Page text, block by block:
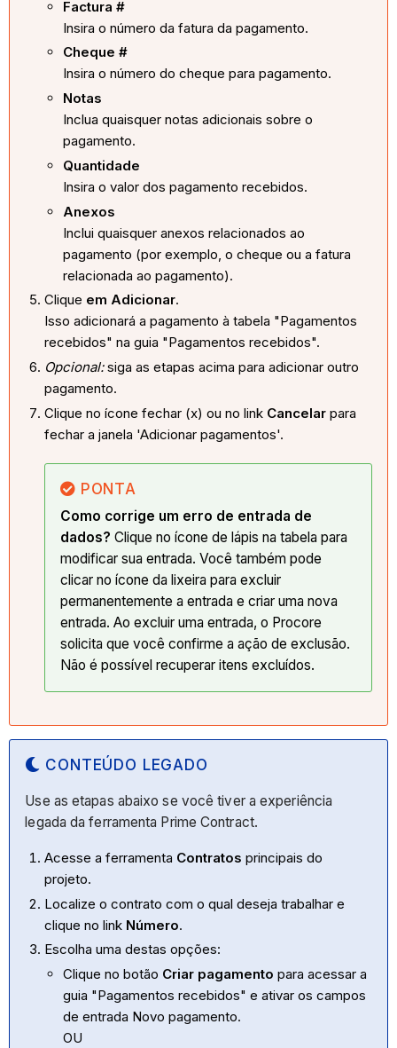
Factura #
Insira o número da fatura da pagamento.
Cheque #
Insira o número do cheque para pagamento.
Notas
Inclua quaisquer notas adicionais sobre o
pagamento.
Quantidade
Insira o valor dos pagamento recebidos.
Anexos
Inclui quaisquer anexos relacionados ao
pagamento (por exemplo, o cheque ou a fatura
relacionada ao pagamento).
Clique em Adicionar.
Isso adicionará a pagamento à tabela "Pagamentos
recebidos" na guia "Pagamentos recebidos".
Opcional:siga as etapas acima para adicionar outro
pagamento.
Clique no ícone fechar (x) ou no link Cancelar para
fechar a janela 'Adicionar pagamentos'.
PONTA
Como corrige um erro de entrada de
dados?Clique no ícone de lápis na tabela para
modificar sua entrada. Você também pode
clicar no ícone da lixeira para excluir
permanentemente a entrada e criar uma nova
entrada. Ao excluir uma entrada, o Procore
solicita que você confirme a ação de exclusão.
Não é possível recuperar itens excluídos.
CONTEÚDO LEGADO
Use as etapas abaixo se você tiver a experiência
legada da ferramenta Prime Contract.
Acesse a ferramenta Contratos principais do
projeto.
Localize o contrato com o qual deseja trabalhar e
clique no link Número.
Escolha uma destas opções:
Clique no botão Criar pagamento para acessar a
guia "Pagamentos recebidos" e ativar os campos
de entrada Novo pagamento.
OU